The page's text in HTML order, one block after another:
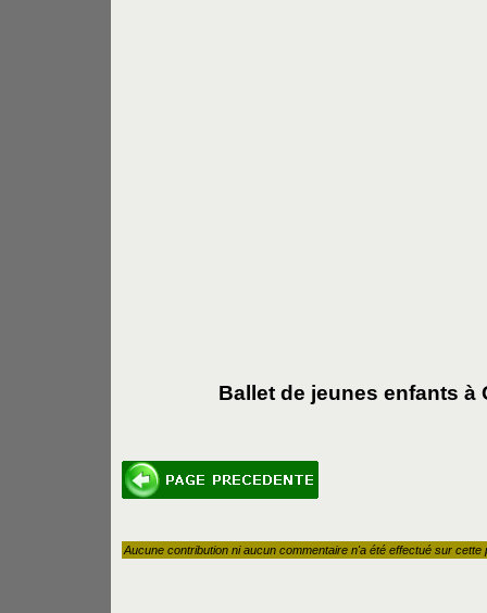
Ballet de jeunes enfants à
Aucune contribution ni aucun commentaire n'a été effectué sur cette